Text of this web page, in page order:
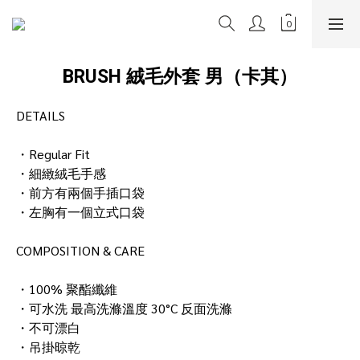
BRUSH 絨毛外套 男（卡其）
DETAILS
・Regular Fit
・細緻絨毛手感
・前方有兩個手插口袋
・左胸有一個立式口袋
COMPOSITION & CARE
・100% 聚酯纖維
・可水洗 最高洗滌溫度 30°C 反面洗滌
・不可漂白
・吊掛晾乾